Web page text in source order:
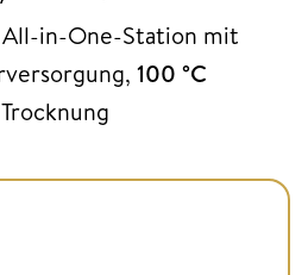
in-One-Station mit
100 °C